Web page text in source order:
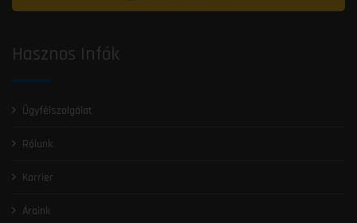
Hasznos Infók
Ügyfélszolgálat
Rólunk
Karrier
Áraink